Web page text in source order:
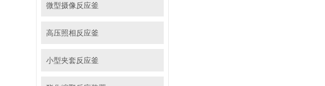
微型摄像反应釜
高压照相反应釜
小型夹套反应釜